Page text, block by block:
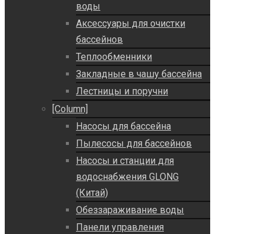
воды
Аксессуары для очистки
бассейнов
Теплообменники
Закладные в чашу бассейна
Лестницы и поручни
[Column]
Насосы для бассейна
Пылесосы для бассейнов
Насосы и станции для
водоснабжения GLONG
(Китай)
Обеззараживание воды
Панели управления